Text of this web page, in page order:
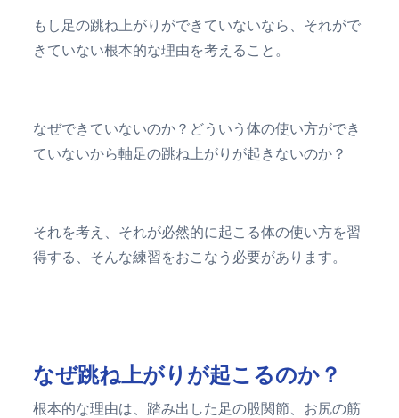
もし足の跳ね上がりができていないなら、それがで
きていない根本的な理由を考えること。
なぜできていないのか？どういう体の使い方ができ
ていないから軸足の跳ね上がりが起きないのか？
それを考え、それが必然的に起こる体の使い方を習
得する、そんな練習をおこなう必要があります。
なぜ跳ね上がりが起こるのか？
根本的な理由は、踏み出した足の股関節、お尻の筋